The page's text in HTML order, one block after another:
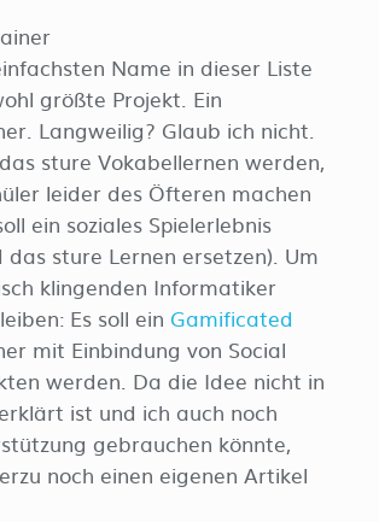
Name in dieser Liste
größte Projekt. Ein
Langweilig? Glaub ich nicht.
sture Vokabellernen werden,
leider des Öfteren machen
ein soziales Spielerlebnis
sture Lernen ersetzen). Um
klingenden Informatiker
Es soll ein Gamificated
mit Einbindung von Social
werden. Da die Idee nicht in
ist und ich auch noch
gebrauchen könnte,
noch einen eigenen Artikel